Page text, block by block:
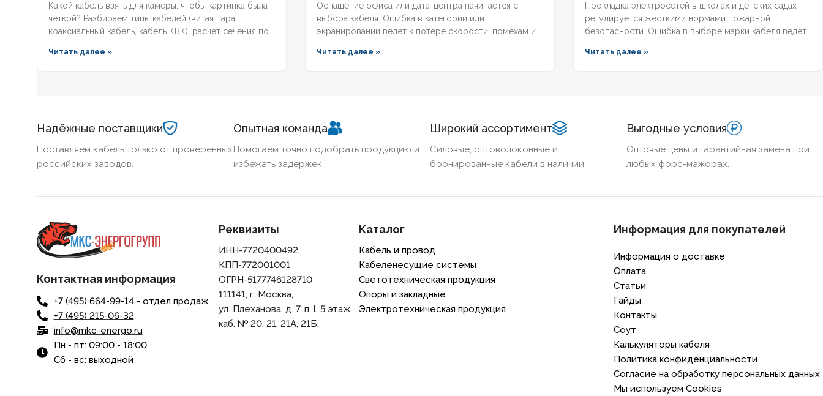
Какой кабель взять для камеры, чтобы картинка была
чёткой? Разбираем типы кабелей (витая пара,
коаксиальный кабель, кабель КВК), расчёт сечения по
видеонаблюдения без потери сигнала.
Читать далее »
Оснащение офиса или дата-центра начинается с
выбора кабеля. Ошибка в категории или
экранировании ведёт к потере скорости, помехам и
используется в локальной сети, какие категории
Читать далее »
Прокладка электросетей в школах и детских садах
регулируется жёсткими нормами пожарной
безопасности. Ошибка в выборе марки кабеля ведёт
дорогостоящим переделкам. Разберём, какой кабель
Читать далее »
Надёжные поставщики
Поставляем кабель только от проверенных
российских заводов.
Опытная команда
Помогаем точно подобрать продукцию и
избежать задержек.
Широкий ассортимент
Силовые, оптоволоконные и
бронированные кабели в наличии.
Выгодные условия
Оптовые цены и гарантийная замена при
любых форс-мажорах.
Контактная информация
+7 (495) 664-99-14 - отдел продаж
+7 (495) 215-06-32
info@mkc-energo.ru
Пн - пт: 09:00 - 18:00
Сб - вс: выходной
Реквизиты
ИНН-7720400492
КПП-772001001
ОГРН-5177746128710
111141, г. Москва,
ул. Плеханова, д. 7, п. l, 5 этаж,
каб. № 20, 21, 21A, 21Б.
Каталог
Кабель и провод
Кабеленесущие системы
Светотехническая продукция
Опоры и закладные
Электротехническая продукция
Информация для покупателей
Информация о доставке
Оплата
Статьи
Гайды
Контакты
Соут
Калькуляторы кабеля
Политика конфиденциальности
Согласие на обработку персональных данных
Мы используем Cookies